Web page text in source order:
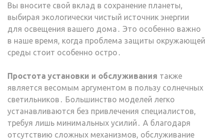
Вы вносите свой вклад в сохранение планеты,
выбирая экологически чистый источник энергии
для освещения вашего дома․ Это особенно важно
в наше время, когда проблема защиты окружающей
среды стоит особенно остро․
Простота установки и обслуживания также
является весомым аргументом в пользу солнечных
светильников․ Большинство моделей легко
устанавливаются без привлечения специалистов,
требуя лишь минимальных усилий․ А благодаря
отсутствию сложных механизмов, обслуживание